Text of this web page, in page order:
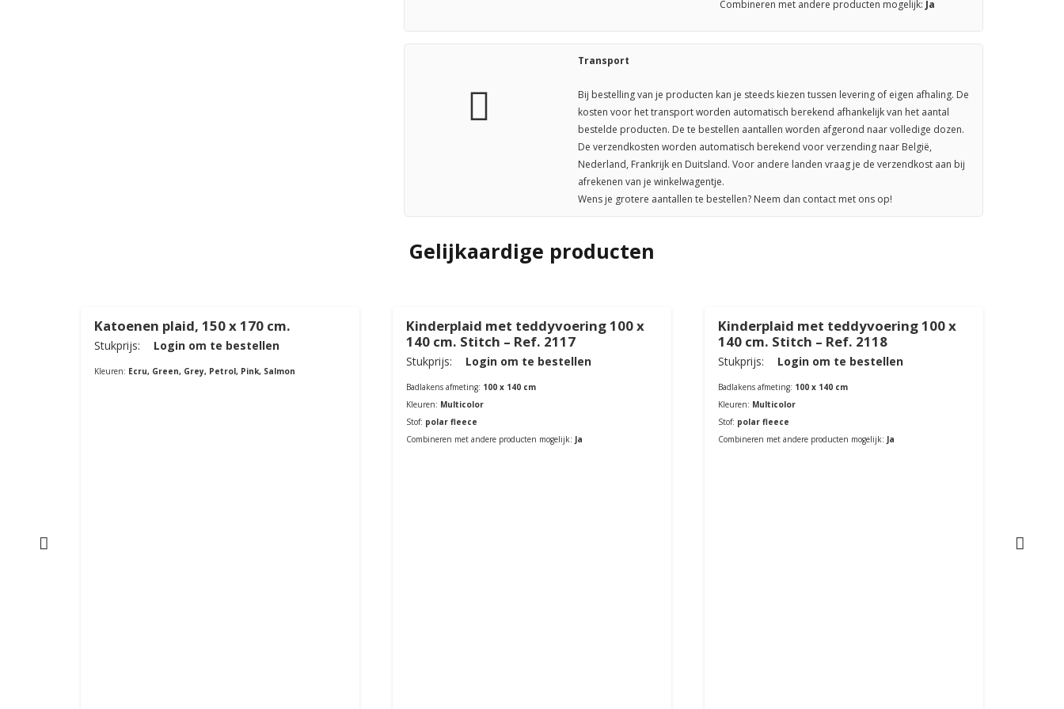
Combineren met andere producten mogelijk: Ja
Transport
Bij bestelling van je producten kan je steeds kiezen tussen levering of eigen afhaling. De
kosten voor het transport worden automatisch berekend afhankelijk van het aantal
bestelde producten. De te bestellen aantallen worden afgerond naar volledige dozen.
De verzendkosten worden automatisch berekend voor verzending naar België,
Nederland, Frankrijk en Duitsland. Voor andere landen vraag je de verzendkost aan bij
afrekenen van je winkelwagentje.
Wens je grotere aantallen te bestellen? Neem dan contact met ons op!
Gelijkaardige producten
Katoenen plaid, 150 x 170 cm.
Stukprijs: Login om te bestellen
Kleuren: Ecru, Green, Grey, Petrol, Pink, Salmon
Kinderplaid met teddyvoering 100 x
140 cm. Stitch – Ref. 2117
Stukprijs: Login om te bestellen
Badlakens afmeting: 100 x 140 cm
Kleuren: Multicolor
Stof: polar fleece
Combineren met andere producten mogelijk: Ja
Kinderplaid met teddyvoering 100 x
140 cm. Stitch – Ref. 2118
Stukprijs: Login om te bestellen
Badlakens afmeting: 100 x 140 cm
Kleuren: Multicolor
Stof: polar fleece
Combineren met andere producten mogelijk: Ja